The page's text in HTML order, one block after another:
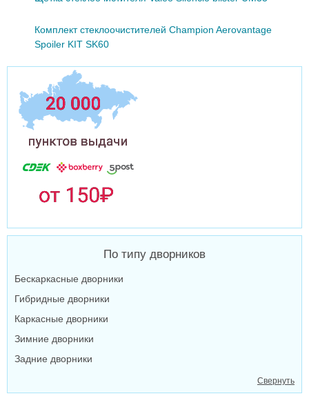
Комплект стеклоочистителей Champion Aerovantage
Spoiler KIT SK60
По типу дворников
Бескаркасные дворники
Гибридные дворники
Каркасные дворники
Зимние дворники
Задние дворники
Свернуть